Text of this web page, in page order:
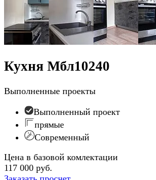
Кухня Мбл10240
Выполненные проекты
Выполненный проект
прямые
Современный
Цена в базовой комлектации
117 000 руб.